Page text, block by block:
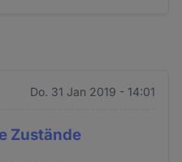
Do. 31 Jan 2019 - 14:01
Zustände